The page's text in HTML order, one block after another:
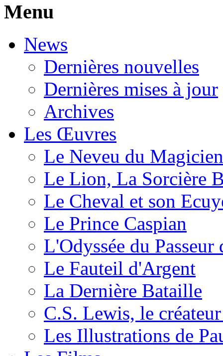
Menu
News
Dernières nouvelles
Dernières mises à jour
Archives
Les Œuvres
Le Neveu du Magicien
Le Lion, La Sorcière
Le Cheval et son
Le Prince Caspian
L'Odyssée du
Le Fauteil d'Argent
La Dernière Bataille
C.S. Lewis, le
Les Illustrations de